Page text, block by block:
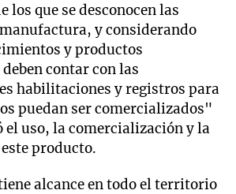
los que se desconocen las
y considerando
y productos
contar con las
habilitaciones y registros para
puedan ser comercializados"
el uso, la comercialización y la
producto.
alcance en todo el territorio